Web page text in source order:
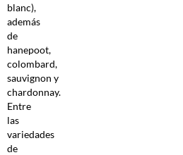
blanc),
además
de
hanepoot,
colombard,
sauvignon y
chardonnay.
Entre
las
variedades
de